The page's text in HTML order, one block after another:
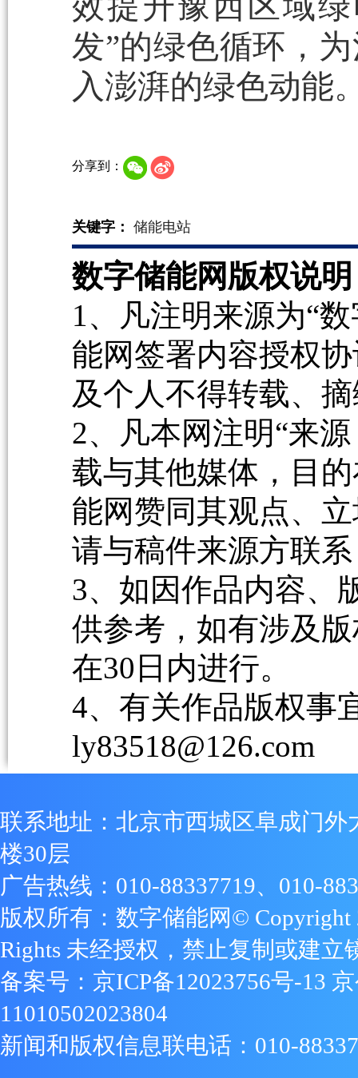
发”的绿色循环，
入澎湃的绿色动能
分享到：
关键字： 储能电站
数字储能网版权说
1、凡注明来源为“
能网签署内容授权
及个人不得转载、
2、凡本网注明“来
载与其他媒体，目
能网赞同其观点、
请与稿件来源方联
3、如因作品内容、
供参考，如有涉及
在30日内进行。
4、有关作品版权事
ly83518@126.com
联系地址：北京市西城区阜成门外
楼30层
广告热线：010-88337719、010-
版权所有：数字储能网© Copyright
Rights 未经授权，禁止复制或建立
备案号： 京ICP备12023756号-13
11010502023804
新闻和版权信息联电话：010-